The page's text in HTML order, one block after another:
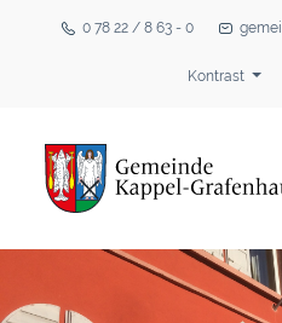
0 78 22 / 8 63 - 0
Kontrast